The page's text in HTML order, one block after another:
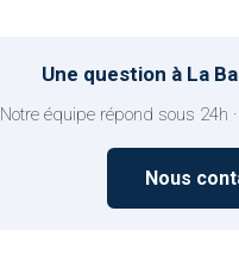
Une question à La
Notre équipe répond sous 24h
Nous